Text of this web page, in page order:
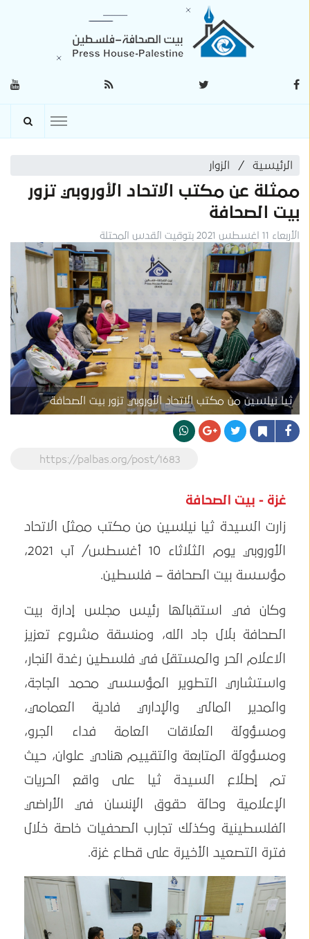
الرئيسية الزوار
ممثلة عن مكتب الاتحاد الأوروبي تزور
بيت الصحافة
الأربعاء 11 اغسطس 2021 بتوقيت القدس المحتلة
ثيا نيلسين من مكتب الاتحاد الأوروبي تزور بيت الصحافة
https://palbas.org/post/1683
غزة - بيت الصحافة
زارت السيدة ثيا نيلسين من مكتب ممثل الاتحاد
الأوروبي يوم الثلاثاء 10 أغسطس/ آب 2021،
مؤسسة بيت الصحافة – فلسطين.
وكان في استقبالها رئيس مجلس إدارة بيت
الصحافة بلال جاد الله، ومنسقة مشروع تعزيز
الاعلام الحر والمستقل في فلسطين رغدة النجار،
واستشاري التطوير المؤسسي محمد الجاجة،
والمدير المالي والإداري فادية العمامي،
ومسؤولة العلاقات العامة فداء الجرو،
ومسؤولة المتابعة والتقييم هنادي علوان، حيث
تم إطلاع السيدة ثيا على واقع الحريات
الإعلامية وحالة حقوق الإنسان في الأراضي
الفلسطينية وكذلك تجارب الصحفيات خاصة خلال
فترة التصعيد الأخيرة على قطاع غزة.